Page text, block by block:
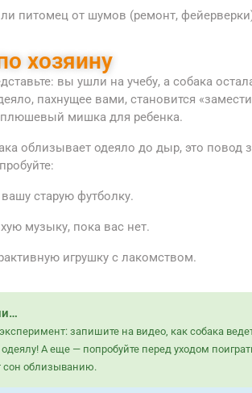
ли питомец от шумов (ремонт,
хозяину
вы ушли на учебу, а собака
пахнущее вами, становится
плюшевый мишка для ребенка.
облизывает одеяло до дыр, это повод
старую футболку.
музыку, пока вас нет.
игрушку с лакомством.
запишите на видео, как собака
одеялу! А еще — попробуйте перед уходом
сон облизыванию.